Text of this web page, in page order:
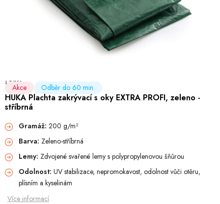
Hobby
Dětské zboží a hračky
World Cleanup Day
Akční ceny
Zásady používání cookies
HUKA
HUKA Plachta zakrývací s oky EXTRA PROFI, zeleno -
stříbrná
Gramáž: 200 g/m²
Barva: Zeleno-stříbrná
Lemy: Zdvojené svařené lemy s polypropylenovou šňůrou
Odolnost: UV stabilizace, nepromokavost, odolnost vůči otěru,
plísním a kyselinám
Více informací
Akce Odběr do 60 min.